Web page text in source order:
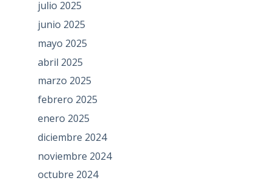
julio 2025
junio 2025
mayo 2025
abril 2025
marzo 2025
febrero 2025
enero 2025
diciembre 2024
noviembre 2024
octubre 2024